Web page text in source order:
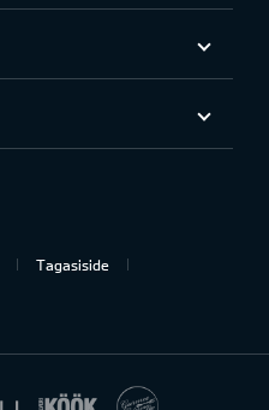
Tagasiside